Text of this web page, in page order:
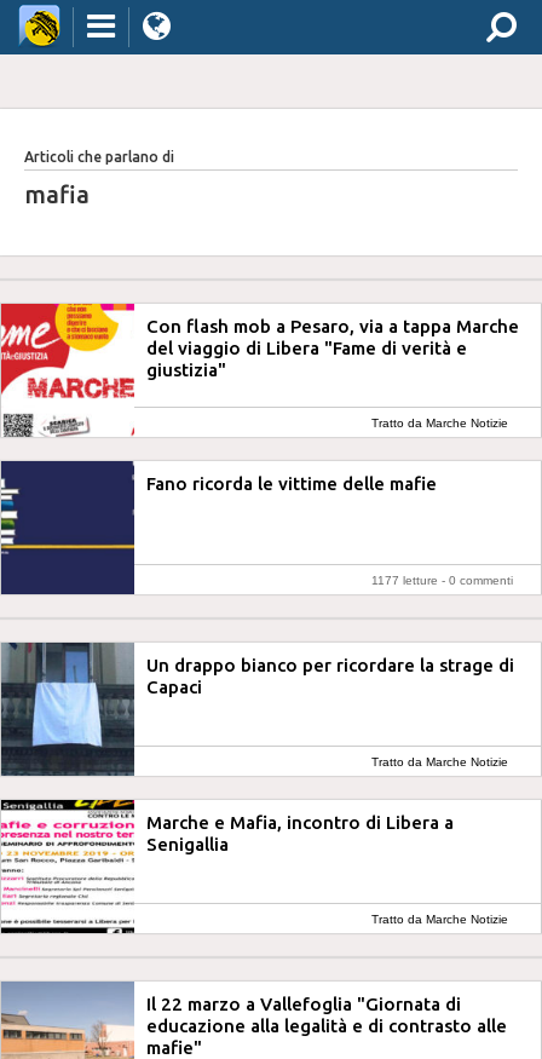
Articoli che parlano di
mafia
Con flash mob a Pesaro, via a tappa Marche
del viaggio di Libera "Fame di verità e
giustizia"
Tratto da Marche Notizie
Fano ricorda le vittime delle mafie
1177 letture - 0 commenti
Un drappo bianco per ricordare la strage di
Capaci
Tratto da Marche Notizie
Marche e Mafia, incontro di Libera a
Senigallia
Tratto da Marche Notizie
Il 22 marzo a Vallefoglia "Giornata di
educazione alla legalità e di contrasto alle
mafie"